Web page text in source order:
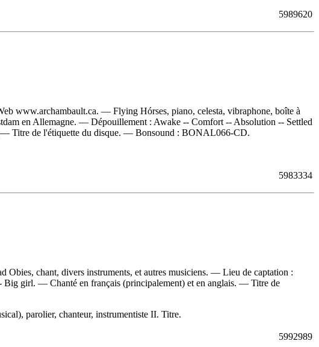
5989620
www.archambault.ca. — Flying Hórses, piano, celesta, vibraphone, boîte à
en Allemagne. — Dépouillement : Awake -- Comfort -- Absolution -- Settled
— Titre de l'étiquette du disque. — Bonsound : BONAL066-CD.
5983334
chant, divers instruments, et autres musiciens. — Lieu de captation :
girl. — Chanté en français (principalement) et en anglais. — Titre de
parolier, chanteur, instrumentiste II. Titre.
5992989